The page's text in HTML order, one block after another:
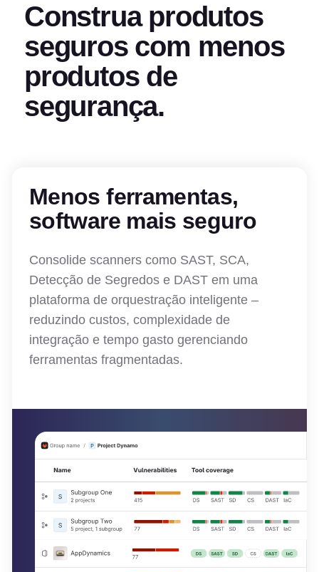
Construa produtos
seguros com menos
produtos de
segurança.
Menos ferramentas,
software mais seguro
Consolide scanners como SAST, SCA,
Detecção de Segredos e DAST em uma
plataforma de orquestração inteligente –
reduzindo custos, complexidade de
integração e tempo gasto gerenciando
ferramentas fragmentadas.